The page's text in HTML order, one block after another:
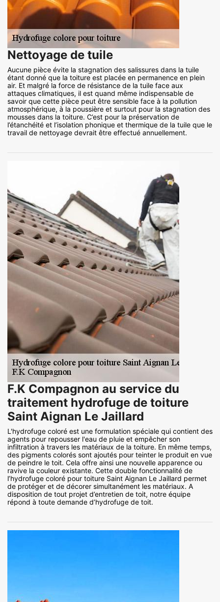
Nettoyage de tuile
Aucune pièce évite la stagnation des salissures dans la tuile
étant donné que la toiture est placée en permanence en plein
air. Et malgré la force de résistance de la tuile face aux
attaques climatiques, il est quand même indispensable de
savoir que cette pièce peut être sensible face à la pollution
atmosphérique, à la poussière et surtout pour la stagnation des
mousses dans la toiture. C’est pour la préservation de
l’étanchéité et l’isolation phonique et thermique de la tuile que le
travail de nettoyage devrait être effectué annuellement.
F.K Compagnon au service du
traitement hydrofuge de toiture
Saint Aignan Le Jaillard
L'hydrofuge coloré est une formulation spéciale qui contient des
agents pour repousser l'eau de pluie et empêcher son
infiltration à travers les matériaux de la toiture. En même temps,
des pigments colorés sont ajoutés pour teinter le produit en vue
de peindre le toit. Cela offre ainsi une nouvelle apparence ou
ravive la couleur existante. Cette double fonctionnalité de
l’hydrofuge coloré pour toiture Saint Aignan Le Jaillard permet
de protéger et de décorer simultanément les matériaux. A
disposition de tout projet d’entretien de toit, notre équipe
répond à toute demande d’hydrofuge de toit.